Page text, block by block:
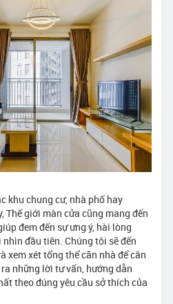
khu chung cư, nhà phố hay
Thế giới màn cửa cũng mang đến
đem đến sự ưng ý, hài lòng
đầu tiên. Chúng tôi sẽ đến
xem xét tổng thể căn nhà để cân
những lời tư vấn, hướng dẫn
theo đúng yêu cầu sở thích của